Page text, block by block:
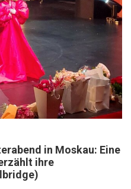
in Moskau: Eine
ihre